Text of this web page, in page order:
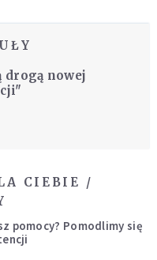
drogą nowej
CIEBIE /
pomocy? Pomodlimy się